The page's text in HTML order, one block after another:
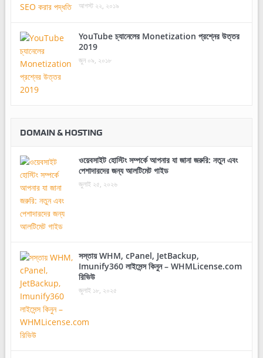
আগস্ট ২২, ২০১৯
YouTube চ্যানেলের Monetization প্রশ্নের উত্তর
2019
জুন ০৯, ২০১৮
DOMAIN & HOSTING
ওয়েবসাইট হোস্টিং সম্পর্কে আপনার যা জানা জরুরি: নতুন এবং
পেশাদারদের জন্য আলটিমেট গাইড
জুলাই ২৫, ২০২৬
সস্তায় WHM, cPanel, JetBackup,
Imunify360 লাইসেন্স কিনুন – WHMLicense.com
রিভিউ
জুলাই ১৮, ২০২৫